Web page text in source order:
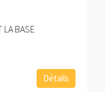
LA BASE
Détails